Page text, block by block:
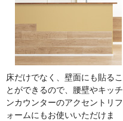
床だけでなく、壁面にも貼るこ
とができるので、腰壁やキッチ
ンカウンターのアクセントリフ
ォームにもお使いいただけま